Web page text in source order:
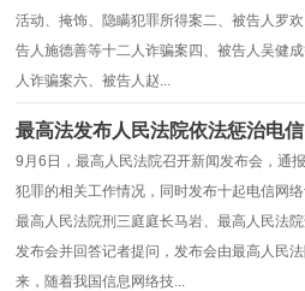
活动、掩饰、隐瞒犯罪所得案二、被告人罗
告人施德善等十二人诈骗案四、被告人吴健
人诈骗案六、被告人赵...
最高法发布人民法院依法惩治电
9月6日，最高人民法院召开新闻发布会，通
犯罪的相关工作情况，同时发布十起电信网
最高人民法院刑三庭庭长马岩、最高人民法
发布会并回答记者提问，发布会由最高人民
来，随着我国信息网络技...